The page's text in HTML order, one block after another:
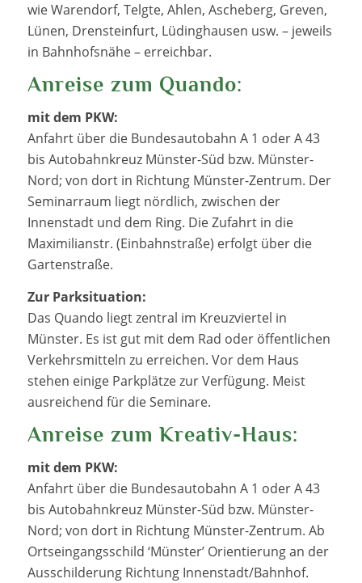
wie Warendorf, Telgte, Ahlen, Ascheberg, Greven,
Lünen, Drensteinfurt, Lüdinghausen usw. – jeweils
in Bahnhofsnähe – erreichbar.
Anreise zum Quando:
mit dem PKW:
Anfahrt über die Bundesautobahn A 1 oder A 43
bis Autobahnkreuz Münster-Süd bzw. Münster-
Nord; von dort in Richtung Münster-Zentrum. Der
Seminarraum liegt nördlich, zwischen der
Innenstadt und dem Ring. Die Zufahrt in die
Maximilianstr. (Einbahnstraße) erfolgt über die
Gartenstraße.
Zur Parksituation:
Das Quando liegt zentral im Kreuzviertel in
Münster. Es ist gut mit dem Rad oder öffentlichen
Verkehrsmitteln zu erreichen. Vor dem Haus
stehen einige Parkplätze zur Verfügung. Meist
ausreichend für die Seminare.
Anreise zum Kreativ-Haus:
mit dem PKW:
Anfahrt über die Bundesautobahn A 1 oder A 43
bis Autobahnkreuz Münster-Süd bzw. Münster-
Nord; von dort in Richtung Münster-Zentrum. Ab
Ortseingangsschild ‘Münster’ Orientierung an der
Ausschilderung Richtung Innenstadt/Bahnhof.